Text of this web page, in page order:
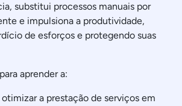
substitui processos manuais por
e impulsiona a produtividade,
de esforços e protegendo suas
aprender a:
a prestação de serviços em